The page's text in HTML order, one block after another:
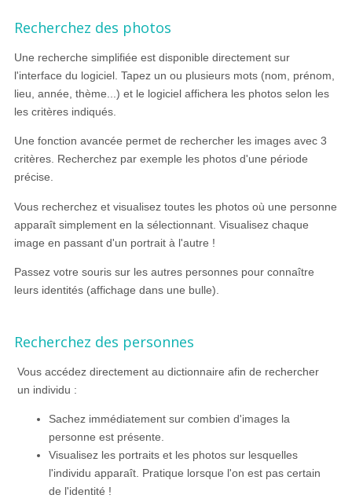
Recherchez des photos
Une recherche simplifiée est disponible directement sur
l'interface du logiciel. Tapez un ou plusieurs mots (nom, prénom,
lieu, année, thème...) et le logiciel affichera les photos selon les
les critères indiqués.
Une fonction avancée permet de rechercher les images avec 3
critères. Recherchez par exemple les photos d'une période
précise.
Vous recherchez et visualisez toutes les photos où une personne
apparaît simplement en la sélectionnant. Visualisez chaque
image en passant d'un portrait à l'autre !
Passez votre souris sur les autres personnes pour connaître
leurs identités (affichage dans une bulle).
Recherchez des personnes
Vous accédez directement au dictionnaire afin de rechercher
un individu :
Sachez immédiatement sur combien d'images la
personne est présente.
Visualisez les portraits et les photos sur lesquelles
l'individu apparaît. Pratique lorsque l'on est pas certain
de l'identité !